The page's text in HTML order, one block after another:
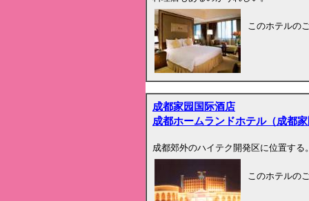
このホテルの
成都家园国际酒店
成都ホームランドホテル（成都
成都郊外のハイテク開発区に位置する
このホテルの